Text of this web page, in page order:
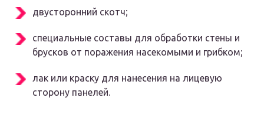
двусторонний скотч;
специальные составы для обработки стены и
брусков от поражения насекомыми и грибком;
лак или краску для нанесения на лицевую
сторону панелей.